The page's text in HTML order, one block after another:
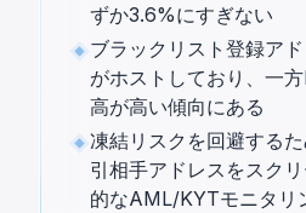
ずか3.6%にすぎない
ブラックリスト登録ア
がホストしており、一
高が高い傾向にある
凍結リスクを回避する
引相手アドレスをスク
的なAML/KYTモニタリ